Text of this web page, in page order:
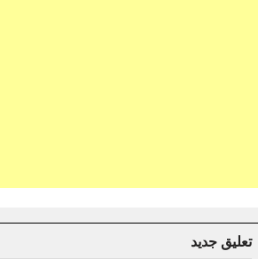
تعليق جديد